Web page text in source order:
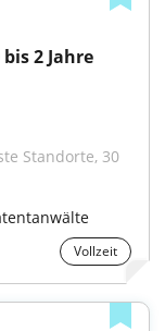
2 Jahre
Standorte, 30
Vollzeit